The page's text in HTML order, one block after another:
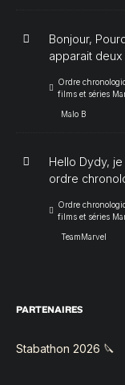
Bonjour,
apparait deux
Ordre
films et séries
Malo B
Hello Dydy,
ordre
Ordre
films et séries
TeamMarvel
PARTENAIRES
Stabathon 2026 🔪